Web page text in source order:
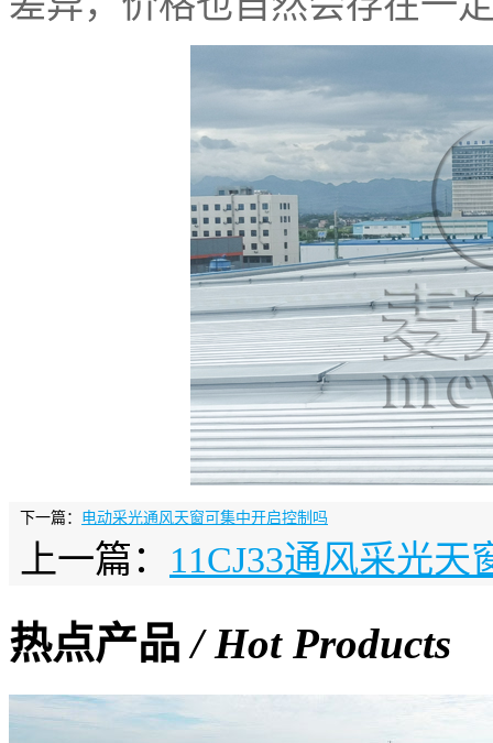
下一篇： 电动采光通风天窗可集中开启控制吗
上一篇： 11CJ33通风采光
热点产品/ Hot Products